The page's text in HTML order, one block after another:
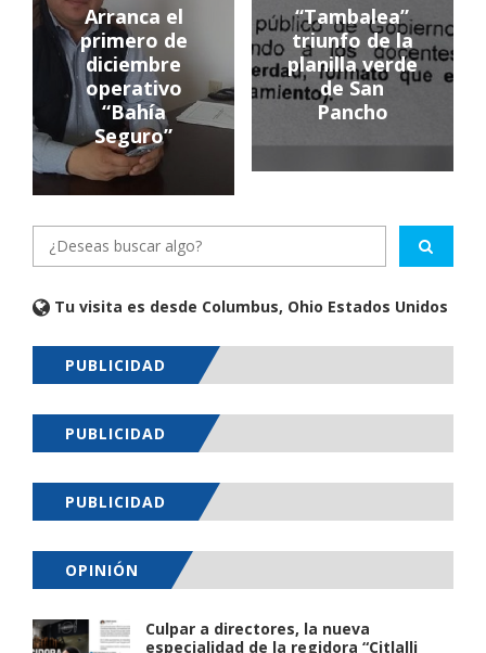
Arranca el
primero de
diciembre
operativo
“Bahía
Seguro”
“Tambalea”
triunfo de la
planilla verde
de San
Pancho
Tu visita es desde Columbus, Ohio Estados Unidos
PUBLICIDAD
PUBLICIDAD
PUBLICIDAD
OPINIÓN
Culpar a directores, la nueva
especialidad de la regidora “Citlalli